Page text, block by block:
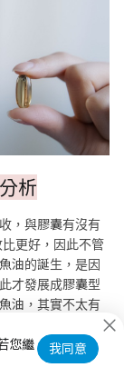
析
，與膠囊有沒有
更好，因此不管
油的誕生，是因
才發展成膠囊型
油，其實不太有
體食物中吃下
您繼
我同意